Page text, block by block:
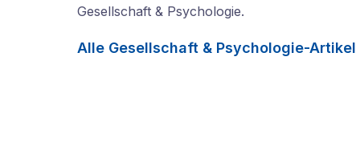
Gesellschaft & Psychologie.
Alle Gesellschaft & Psychologie-Artikel